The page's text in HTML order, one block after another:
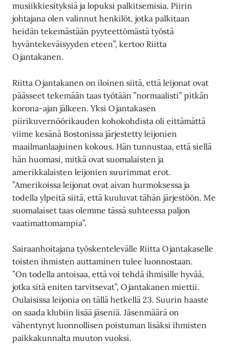
musiikkiesityksiä ja lopuksi palkitsemisia. Piirin
johtajana olen valinnut henkilöt, jotka palkitaan
heidän tekemästään pyyteettömästä työstä
hyväntekeväisyyden eteen”, kertoo Riitta
Ojantakanen.
Riitta Ojantakanen on iloinen siitä, että leijonat ovat
päässeet tekemään taas työtään ”normaalisti” pitkän
korona-ajan jälkeen. Yksi Ojantakasen
piirikuvernöörikauden kohokohdista oli eittämättä
viime kesänä Bostonissa järjestetty leijonien
maailmanlaajuinen kokous. Hän tunnustaa, että siellä
hän huomasi, mitkä ovat suomalaisten ja
amerikkalaisten leijonien suurimmat erot.
”Amerikoissa leijonat ovat aivan hurmoksessa ja
todella ylpeitä siitä, että kuuluvat tähän järjestöön. Me
suomalaiset taas olemme tässä suhteessa paljon
vaatimattomampia”.
Sairaanhoitajana työskentelevälle Riitta Ojantakaselle
toisten ihmisten auttaminen tulee luonnostaan.
”On todella antoisaa, että voi tehdä ihmisille hyvää,
jotka sitä eniten tarvitsevat”, Ojantakanen miettii.
Oulaisissa leijonia on tällä hetkellä 23. Suurin haaste
on saada klubiin lisää jäseniä. Jäsenmäärä on
vähentynyt luonnollisen poistuman lisäksi ihmisten
paikkakunnalta muuton vuoksi.